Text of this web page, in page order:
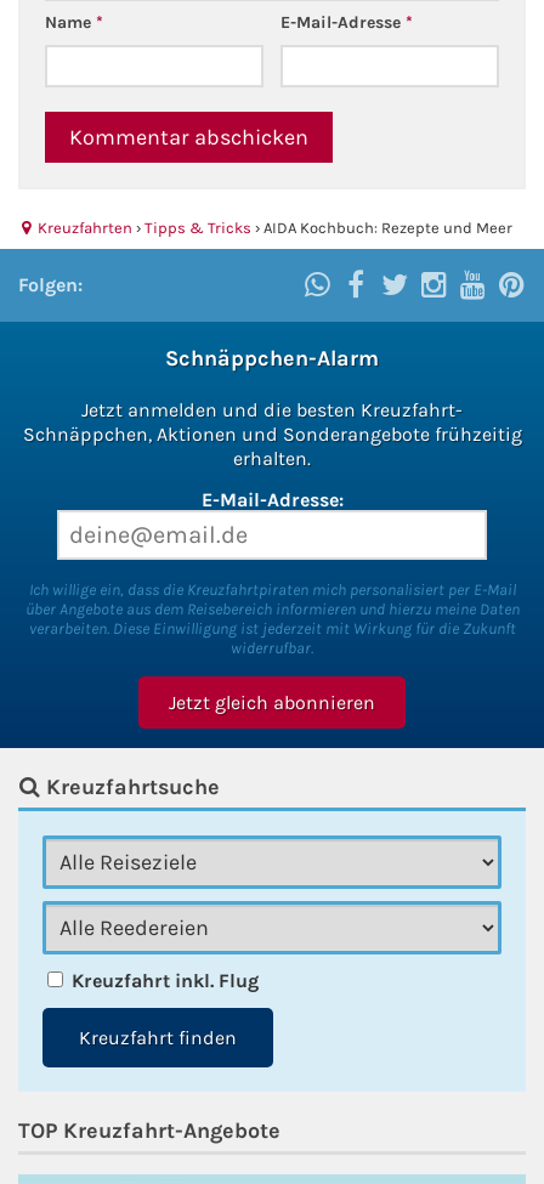
Kreuzfahrt buchen
Name * E-Mail-Adresse *
Kreuzfahrten › Tipps & Tricks › AIDA Kochbuch: Rezepte und Meer
Folgen:
Schnäppchen-Alarm
Jetzt anmelden und die besten Kreuzfahrt-
Schnäppchen, Aktionen und Sonderangebote frühzeitig
erhalten.
E-Mail-Adresse:
Ich willige ein, dass die Kreuzfahrtpiraten mich personalisiert per E-Mail
über Angebote aus dem Reisebereich informieren und hierzu meine Daten
verarbeiten. Diese Einwilligung ist jederzeit mit Wirkung für die Zukunft
widerrufbar.
Kreuzfahrtsuche
Kreuzfahrt inkl. Flug
Kreuzfahrt finden
TOP Kreuzfahrt-Angebote